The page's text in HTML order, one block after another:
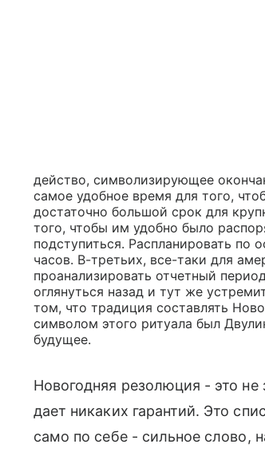
действо, символизирующее
самое удобное время для того,
достаточно большой срок для
того, чтобы им удобно было
подступиться. Распланировать по
часов. В-третьих, все-таки для
проанализировать отчетный
оглянуться назад и тут же
том, что традиция составлять
символом этого ритуала был
будущее.
Новогодняя резолюция - это
дает никаких гарантий. Это
само по себе - сильное слово,